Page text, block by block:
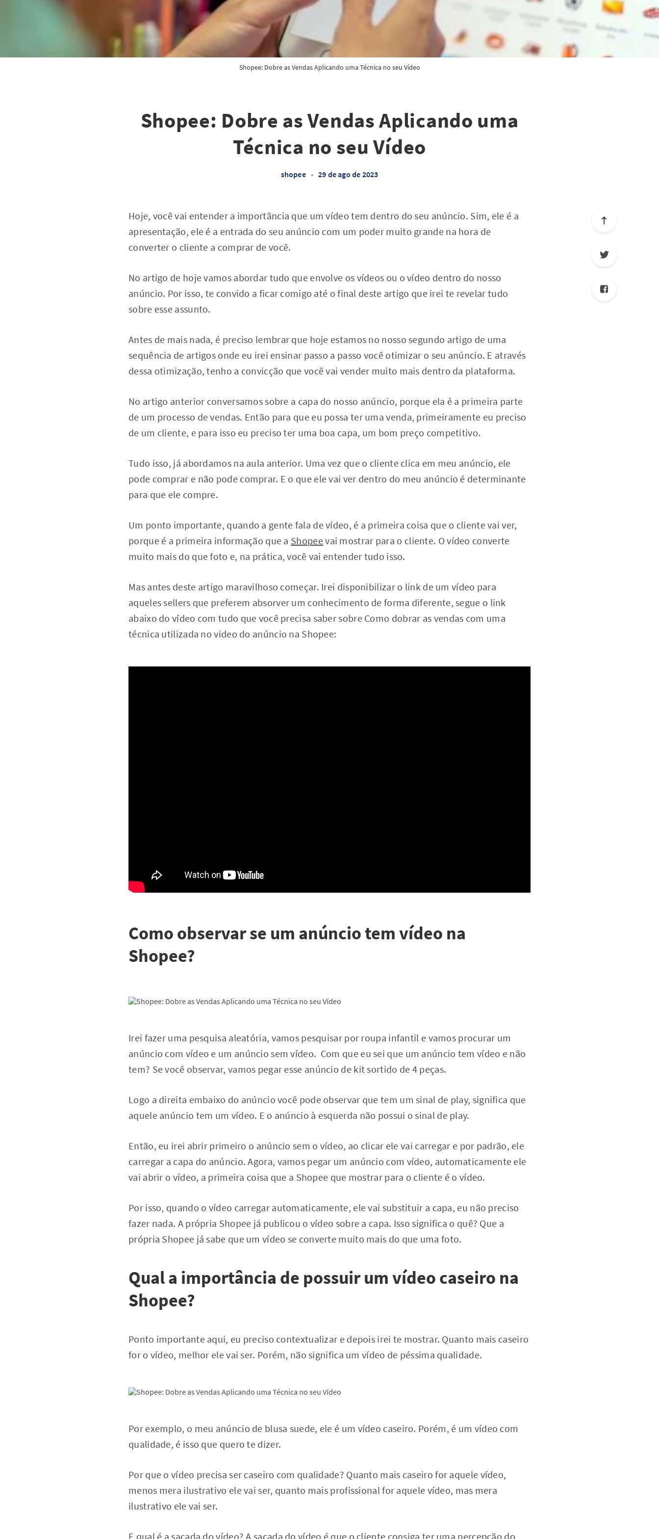
Shopee: Dobre as Vendas Aplicando uma Técnica no seu Vídeo
Shopee: Dobre as Vendas Aplicando uma
Técnica no seu Vídeo
shopee • 29 de ago de 2023
Hoje, você vai entender a importância que um vídeo tem dentro do seu anúncio. Sim, ele é a
apresentação, ele é a entrada do seu anúncio com um poder muito grande na hora de
converter o cliente a comprar de você.
No artigo de hoje vamos abordar tudo que envolve os vídeos ou o vídeo dentro do nosso
anúncio. Por isso, te convido a ficar comigo até o final deste artigo que irei te revelar tudo
sobre esse assunto.
Antes de mais nada, é preciso lembrar que hoje estamos no nosso segundo artigo de uma
sequência de artigos onde eu irei ensinar passo a passo você otimizar o seu anúncio. E através
dessa otimização, tenho a convicção que você vai vender muito mais dentro da plataforma.
No artigo anterior conversamos sobre a capa do nosso anúncio, porque ela é a primeira parte
de um processo de vendas. Então para que eu possa ter uma venda, primeiramente eu preciso
de um cliente, e para isso eu preciso ter uma boa capa, um bom preço competitivo.
Tudo isso, já abordamos na aula anterior. Uma vez que o cliente clica em meu anúncio, ele
pode comprar e não pode comprar. E o que ele vai ver dentro do meu anúncio é determinante
para que ele compre.
Um ponto importante, quando a gente fala de vídeo, é a primeira coisa que o cliente vai ver,
porque é a primeira informação que a Shopeevai mostrar para o cliente. O vídeo converte
muito mais do que foto e, na prática, você vai entender tudo isso.
Mas antes deste artigo maravilhoso começar. Irei disponibilizar o link de um vídeo para
aqueles sellers que preferem absorver um conhecimento de forma diferente, segue o link
abaixo do vídeo com tudo que você precisa saber sobre Como dobrar as vendas com uma
técnica utilizada no video do anúncio na Shopee:
Como observar se um anúncio tem vídeo na
Shopee?
Irei fazer uma pesquisa aleatória, vamos pesquisar por roupa infantil e vamos procurar um
anúncio com vídeo e um anúncio sem vídeo. Com que eu sei que um anúncio tem vídeo e não
tem? Se você observar, vamos pegar esse anúncio de kit sortido de 4 peças.
Logo a direita embaixo do anúncio você pode observar que tem um sinal de play, significa que
aquele anúncio tem um vídeo. E o anúncio à esquerda não possui o sinal de play.
Então, eu irei abrir primeiro o anúncio sem o vídeo, ao clicar ele vai carregar e por padrão, ele
carregar a capa do anúncio. Agora, vamos pegar um anúncio com vídeo, automaticamente ele
vai abrir o vídeo, a primeira coisa que a Shopee que mostrar para o cliente é o vídeo.
Por isso, quando o vídeo carregar automaticamente, ele vai substituir a capa, eu não preciso
fazer nada. A própria Shopee já publicou o vídeo sobre a capa. Isso significa o quê? Que a
própria Shopee já sabe que um vídeo se converte muito mais do que uma foto.
Qual a importância de possuir um vídeo caseiro na
Shopee?
Ponto importante aqui, eu preciso contextualizar e depois irei te mostrar. Quanto mais caseiro
for o vídeo, melhor ele vai ser. Porém, não significa um vídeo de péssima qualidade.
Por exemplo, o meu anúncio de blusa suede, ele é um vídeo caseiro. Porém, é um vídeo com
qualidade, é isso que quero te dizer.
Por que o vídeo precisa ser caseiro com qualidade? Quanto mais caseiro for aquele vídeo,
menos mera ilustrativo ele vai ser, quanto mais profissional for aquele vídeo, mas mera
ilustrativo ele vai ser.
E qual é a sacada do vídeo? A sacada do vídeo é que o cliente consiga ter uma percepção do